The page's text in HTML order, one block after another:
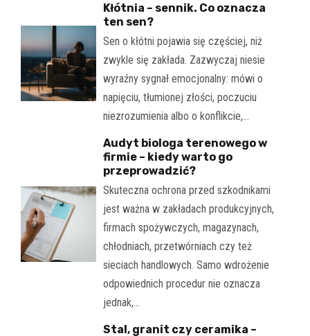
Kłótnia – sennik. Co oznacza
ten sen?
Sen o kłótni pojawia się częściej, niż
zwykle się zakłada. Zazwyczaj niesie
wyraźny sygnał emocjonalny: mówi o
napięciu, tłumionej złości, poczuciu
niezrozumienia albo o konflikcie,…
Audyt biologa terenowego w
firmie – kiedy warto go
przeprowadzić?
Skuteczna ochrona przed szkodnikami
jest ważna w zakładach produkcyjnych,
firmach spożywczych, magazynach,
chłodniach, przetwórniach czy też
sieciach handlowych. Samo wdrożenie
odpowiednich procedur nie oznacza
jednak,…
Stal, granit czy ceramika –